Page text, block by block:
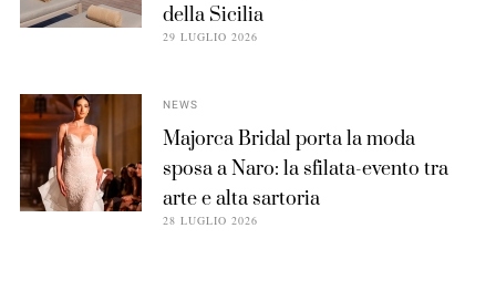
della Sicilia
29 LUGLIO 2026
NEWS
Majorca Bridal porta la moda
sposa a Naro: la sfilata-evento tra
arte e alta sartoria
28 LUGLIO 2026